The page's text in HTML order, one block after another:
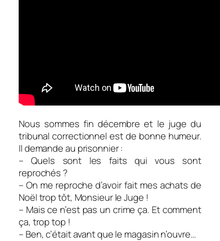
Nous sommes fin décembre et le juge du
tribunal correctionnel est de bonne humeur.
Il demande au prisonnier :
– Quels sont les faits qui vous sont
reprochés ?
– On me reproche d’avoir fait mes achats de
Noël trop tôt, Monsieur le Juge !
– Mais ce n’est pas un crime ça. Et comment
ça, trop top !
– Ben, c’était avant que le magasin n’ouvre…